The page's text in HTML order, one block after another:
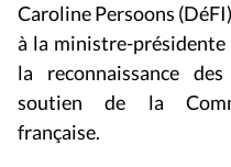
Caroline Persoons
à la ministre-présidente
la reconnaissance
soutien de la
française.